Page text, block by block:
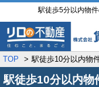
駅徒歩5分以内物
TOP 駅徒歩10分以内物
駅徒歩10分以内物